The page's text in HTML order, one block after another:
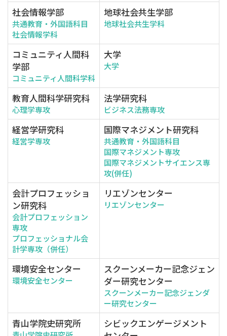
社会情報学部
共通教育・外国語科目
社会情報学科
地球社会共生学部
地球社会共生学科
コミュニティ人間科
学部
コミュニティ人間科学科
大学
大学
教育人間科学研究科
心理学専攻
法学研究科
ビジネス法務専攻
経営学研究科
経営学専攻
国際マネジメント研究科
共通教育・外国語科目
国際マネジメント専攻
国際マネジメントサイエンス専
攻(併任)
会計プロフェッショ
ン研究科
会計プロフェッション
専攻
プロフェッショナル会
計学専攻（併任）
リエゾンセンター
リエゾンセンター
環境安全センター
環境安全センター
スクーンメーカー記念ジェン
ダー研究センター
スクーンメーカー記念ジェンダ
ー研究センター
青山学院史研究所
シビックエンゲージメント